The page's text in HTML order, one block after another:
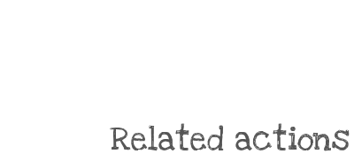
Related actions